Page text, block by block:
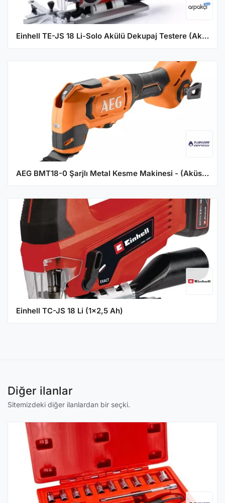
Einhell TE-JS 18 Li-Solo Akülü Dekupaj Testere (Aküsüz)
AEG BMT18-0 Şarjlı Metal Kesme Makinesi - (Aküsüz)
Einhell TC-JS 18 Li (1x2,5 Ah)
Diğer ilanlar
Sitemizdeki diğer ilanlardan bir seçki.